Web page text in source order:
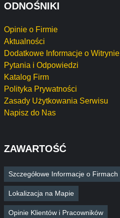
ODNOŚNIKI
Opinie o Firmie
Aktualności
Dodatkowe Informacje o Witrynie
Pytania i Odpowiedzi
Katalog Firm
Polityka Prywatności
Zasady Użytkowania Serwisu
Napisz do Nas
ZAWARTOŚĆ
Szczegółowe Informacje o Firmach
Lokalizacja na Mapie
Opinie Klientów i Pracowników